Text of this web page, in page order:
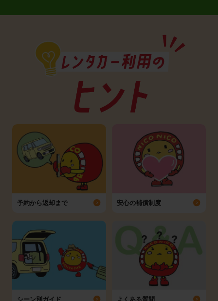
予約から返却まで 安心の補償制度
シーン別ガイド よくある質問